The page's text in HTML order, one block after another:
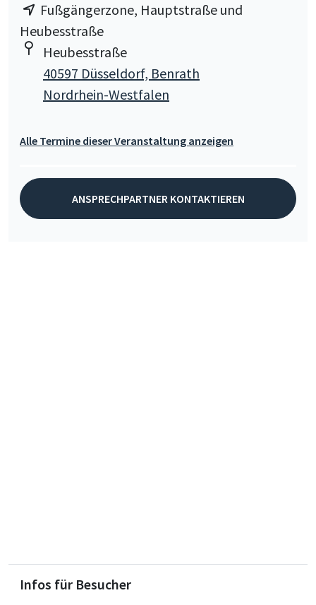
Fußgängerzone, Hauptstraße und
Heubesstraße
Heubesstraße
40597 Düsseldorf, Benrath
Nordrhein-Westfalen
Alle Termine dieser Veranstaltung anzeigen
ANSPRECHPARTNER KONTAKTIEREN
Infos für Besucher